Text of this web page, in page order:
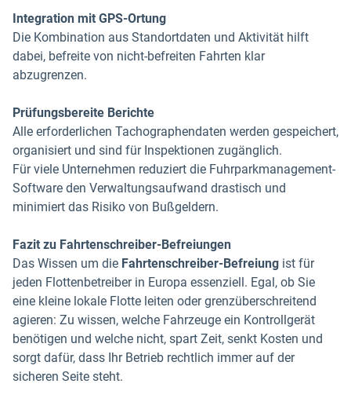
Integration mit GPS-Ortung
Die Kombination aus Standortdaten und Aktivität hilft
dabei, befreite von nicht-befreiten Fahrten klar
abzugrenzen.
Prüfungsbereite Berichte
Alle erforderlichen Tachographendaten werden gespeichert,
organisiert und sind für Inspektionen zugänglich.
Für viele Unternehmen reduziert die Fuhrparkmanagement-
Software den Verwaltungsaufwand drastisch und
minimiert das Risiko von Bußgeldern.
Fazit zu Fahrtenschreiber-Befreiungen
Das Wissen um die Fahrtenschreiber-Befreiung ist für
jeden Flottenbetreiber in Europa essenziell. Egal, ob Sie
eine kleine lokale Flotte leiten oder grenzüberschreitend
agieren: Zu wissen, welche Fahrzeuge ein Kontrollgerät
benötigen und welche nicht, spart Zeit, senkt Kosten und
sorgt dafür, dass Ihr Betrieb rechtlich immer auf der
sicheren Seite steht.